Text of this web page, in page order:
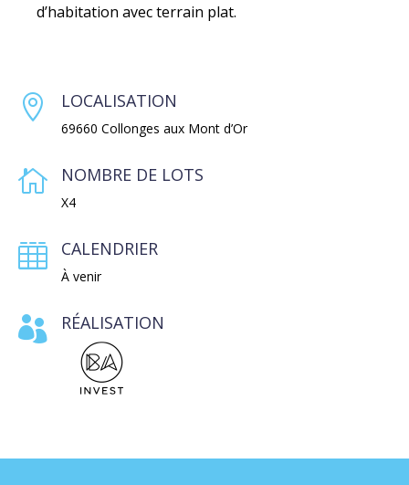
d’habitation avec terrain plat.
 LOCALISATION
69660 Collonges aux Mont d’Or
 NOMBRE DE LOTS
X4
 CALENDRIER
À venir
 RÉALISATION